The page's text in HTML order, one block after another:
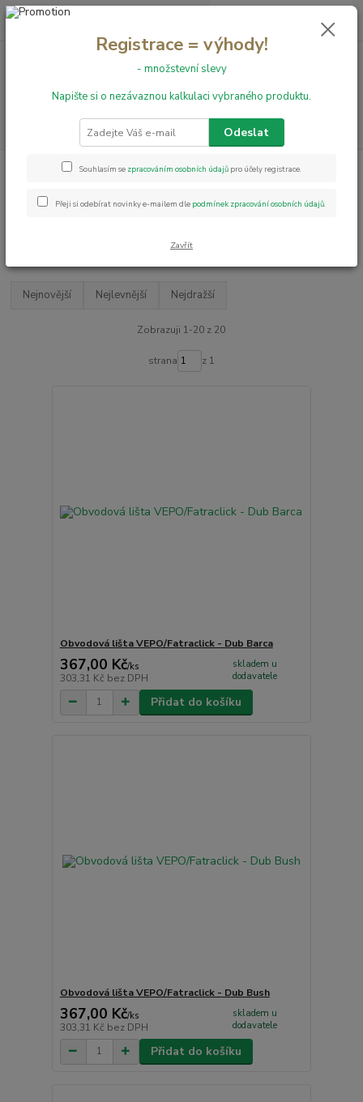
+420 731 199 591 0,00 Kč
Obvodové lišty Obvodové lišty VEPO/Fatraclick
Obvodové lišty VEPO/Fatraclick
Upřesnit parametry
Nejnovější Nejlevnější Nejdražší
Zobrazuji 1-20 z 20
strana z 1
Obvodová lišta VEPO/Fatraclick - Dub Barca
367,00 Kč/ks
303,31 Kč bez DPH
skladem u
dodavatele
Přidat do košíku
Obvodová lišta VEPO/Fatraclick - Dub Bush
367,00 Kč/ks
303,31 Kč bez DPH
skladem u
dodavatele
Přidat do košíku
Registrace = výhody!
- množstevní slevy
Napište si o nezávaznou kalkulaci vybraného produktu.
Odeslat
Souhlasím se zpracováním osobních údajů pro účely registrace.
Přeji si odebírat novinky e-mailem dle podmínek zpracování osobních údajů.
Zavřít